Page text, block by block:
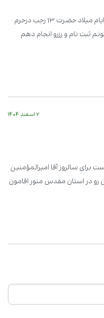
سلام و احترام حقیر قصد انجام عقد در ایام میلاد حضرت ۱۳ رجب درحرم
ثبت نام و رزرو انجام دهم
۲ اسفند ۱۴۰۴
سالروز آقا امیرالمؤمنین
رو در استان مقدس منور اقامون